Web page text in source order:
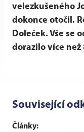
velezkušeného
dokonce otočil.
Doleček. Vše se
dorazilo více než
Související
Články: